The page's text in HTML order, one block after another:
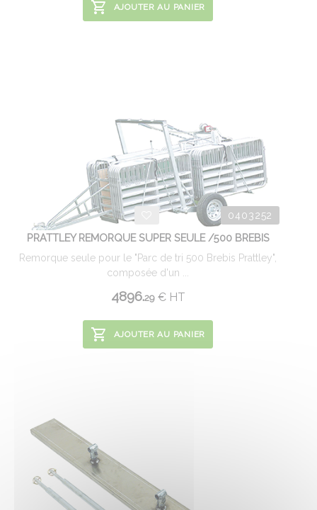
AJOUTER AU PANIER
0403252
PRATTLEY REMORQUE SUPER SEULE /500 BREBIS
Remorque seule pour le "Parc de tri 500 Brebis Prattley",
composée d'un ...
4896.29 €HT
AJOUTER AU PANIER